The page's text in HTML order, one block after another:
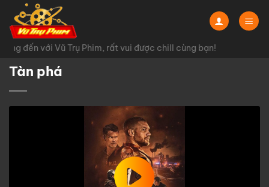
Chuyển
đến
nội
dungđến với Vũ Trụ Phim, rất vui được chill cùng bạn!
Tàn phá